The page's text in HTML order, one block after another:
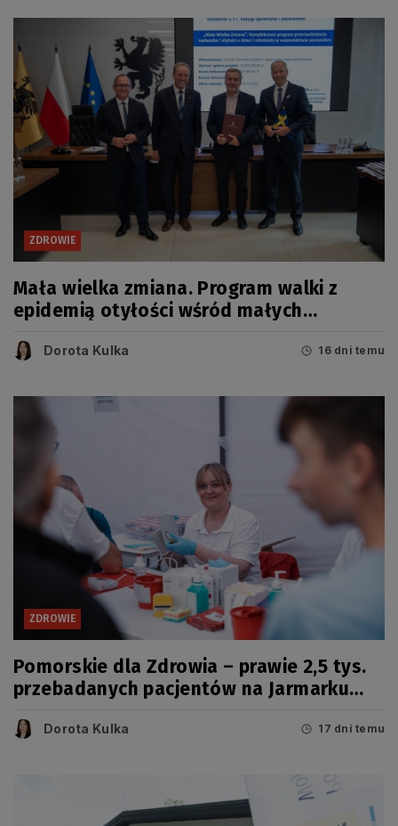
ZDROWIE
Mała wielka zmiana. Program walki z
epidemią otyłości wśród małych
Dorota Kulka 16 dni temu
ZDROWIE
Pomorskie dla Zdrowia – prawie 2,5 tys.
przebadanych pacjentów na Jarmarku
Dorota Kulka 17 dni temu